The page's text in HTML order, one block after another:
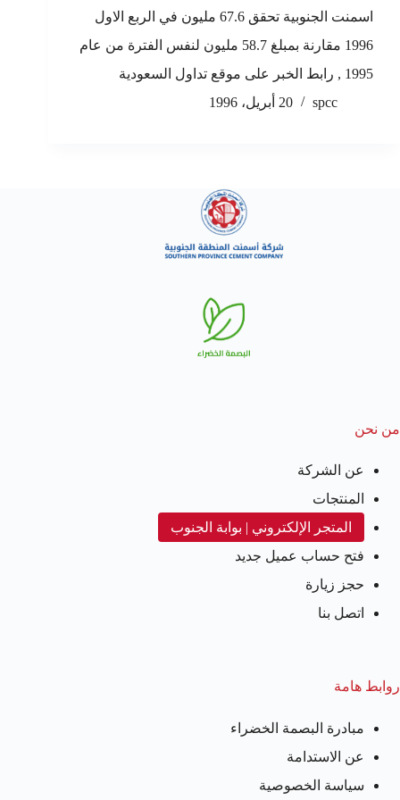
اسمنت الجنوبية تحقق 67.6 مليون في الربع الاول
1996 مقارنة بمبلغ 58.7 مليون لنفس الفترة من عام
1995 , رابط الخبر على موقع تداول السعودية
spcc
20 أبريل، 1996
من نحن
عن الشركة
المنتجات
المتجر الإلكتروني | بوابة الجنوب
فتح حساب عميل جديد
حجز زيارة
اتصل بنا
روابط هامة
مبادرة البصمة الخضراء
عن الاستدامة
سياسة الخصوصية